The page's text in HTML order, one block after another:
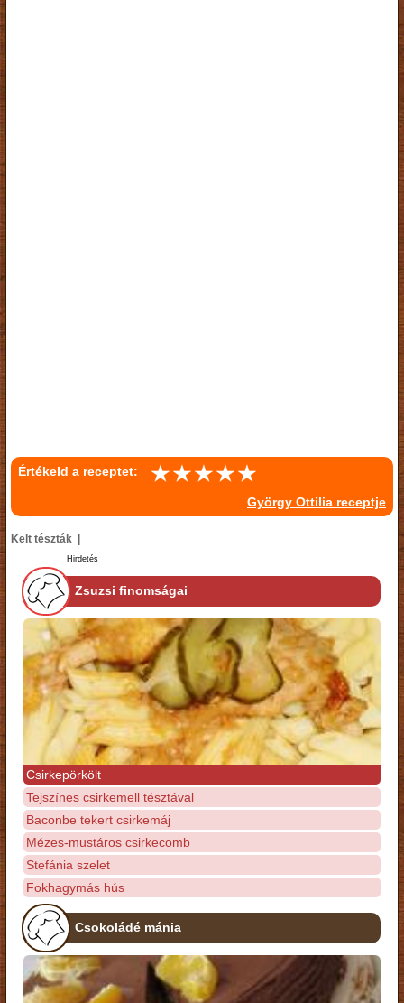
Értékeld a receptet:
György Ottilia receptje
Kelt tészták |
Hirdetés
Zsuzsi finomságai
Csirkepörkölt
Tejszínes csirkemell tésztával
Baconbe tekert csirkemáj
Mézes-mustáros csirkecomb
Stefánia szelet
Fokhagymás hús
Csokoládé mánia